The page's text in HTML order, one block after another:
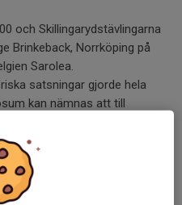
och Skillingarydstävlingarna
Brinkeback, Norrköping på
Sarolea.
satsningar gjorde hela
kan nämnas att till
delar av landet.
den förare som först kom att
upptäcktes 1950 vid
på sedvanligt sätt tog